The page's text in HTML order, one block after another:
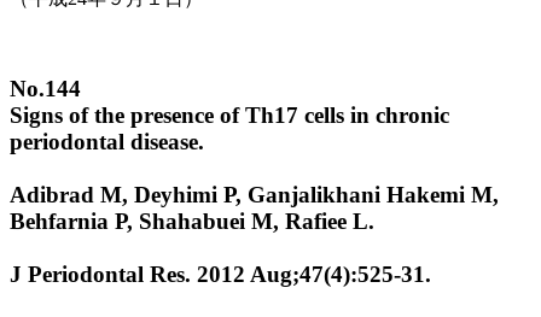
No.144
Signs of the presence of Th17 cells in chronic
periodontal disease.
Adibrad M, Deyhimi P, Ganjalikhani Hakemi M,
Behfarnia P, Shahabuei M, Rafiee L.
J Periodontal Res. 2012 Aug;47(4):525-31.